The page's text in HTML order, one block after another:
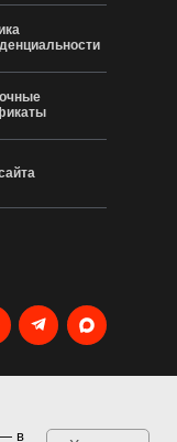
— в